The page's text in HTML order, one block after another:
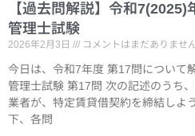
【過去問解説】令和
管理士試験
2026年2月3日 コメントはまだありませ
今日は、令和7年度 第17問について
管理士試験 第17問 次の記述のうち
業者が、特定賃貸借契約を締結しよ
下、各問